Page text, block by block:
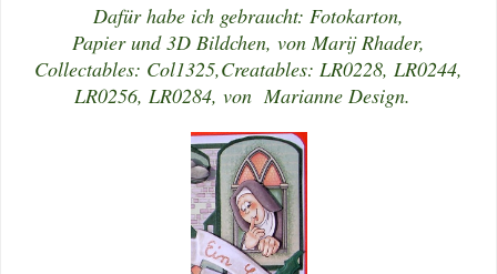
Dafür habe ich gebraucht: Fotokarton,
Papier und 3D Bildchen, von Marij Rhader,
Collectables: Col1325,Creatables: LR0228, LR0244,
LR0256, LR0284, von Marianne Design.